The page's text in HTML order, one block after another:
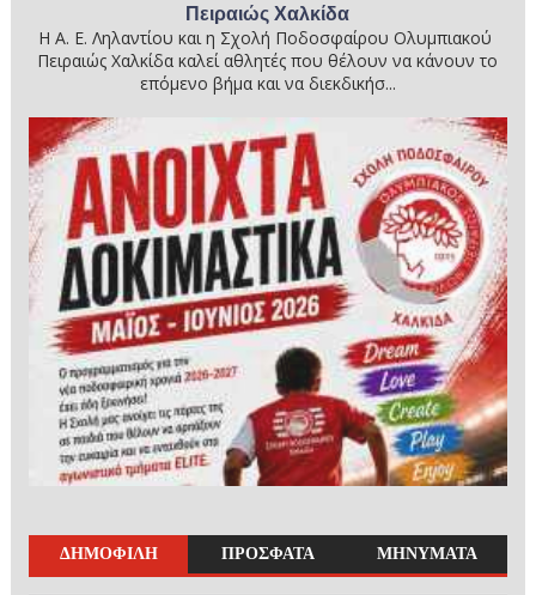
Πειραιώς Χαλκίδα
Η Α. Ε. Ληλαντίου και η Σχολή Ποδοσφαίρου Ολυμπιακού
Πειραιώς Χαλκίδα καλεί αθλητές που θέλουν να κάνουν το
επόμενο βήμα και να διεκδικήσ...
ΔΗΜΟΦΙΛΗ ΠΡΟΣΦΑΤΑ ΜΗΝΥΜΑΤΑ